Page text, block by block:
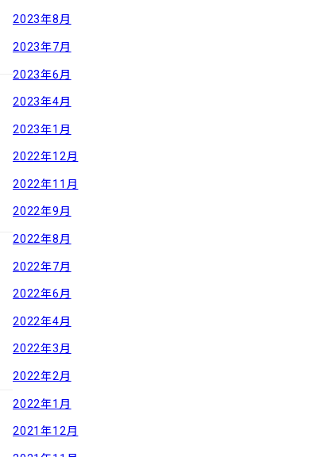
2023年8月
2023年7月
2023年6月
2023年4月
2023年1月
2022年12月
2022年11月
2022年9月
2022年8月
2022年7月
2022年6月
2022年4月
2022年3月
2022年2月
2022年1月
2021年12月